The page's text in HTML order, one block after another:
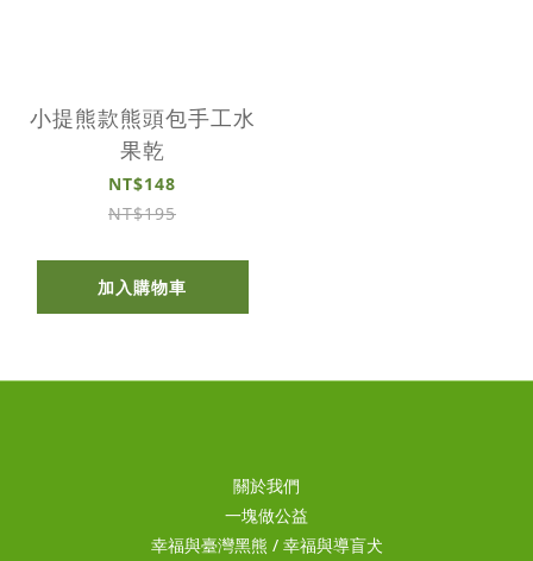
小提熊款熊頭包手工水
果乾
NT$148
NT$195
加入購物車
關於我們
一塊做公益
幸福與臺灣黑熊 / 幸福與導盲犬